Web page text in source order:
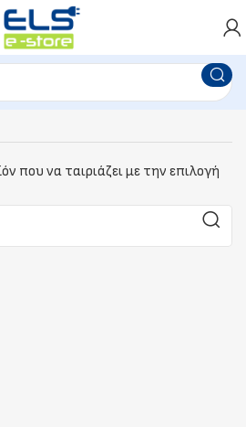
που να ταιριάζει με την επιλογή